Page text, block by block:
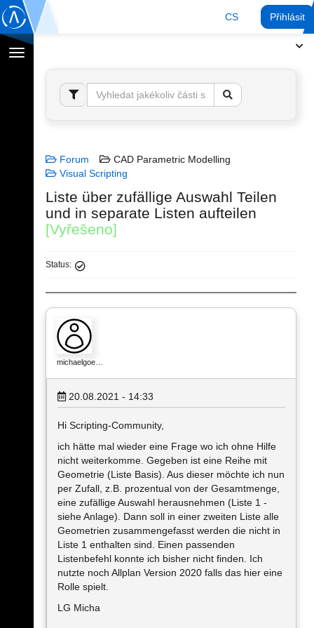
CS Přihlásit
Přepnout
navigaci
Forum
CAD Parametric Modelling
Visual Scripting
Liste über zufällige Auswahl Teilen
und in separate Listen aufteilen
[Vyřešeno]
Status:
michaelgoe…
20.08.2021 - 14:33
Hi Scripting-Community,
ich hätte mal wieder eine Frage wo ich ohne Hilfe
nicht weiterkomme. Gegeben ist eine Reihe mit
Geometrie (Liste Basis). Aus dieser möchte ich nun
per Zufall, z.B. prozentual von der Gesamtmenge,
eine zufällige Auswahl herausnehmen (Liste 1 -
siehe Anlage). Dann soll in einer zweiten Liste alle
Geometrien zusammengefasst werden die nicht in
Liste 1 enthalten sind. Einen passenden
Listenbefehl konnte ich bisher nicht finden. Ich
nutzte noch Allplan Version 2020 falls das hier eine
Rolle spielt.
LG Micha